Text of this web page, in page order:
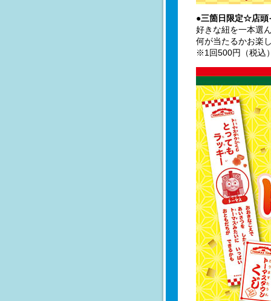
●三箇日限定☆店頭
好きな紐を一本選
何が当たるかお楽
※1回500円（税